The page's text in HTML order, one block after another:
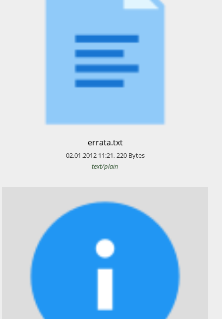
​errata.txt
02.01.2012 11:21,220 Bytes
text/plain